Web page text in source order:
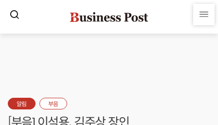
알림 부음
[부음] 이석용, 김주상 장인